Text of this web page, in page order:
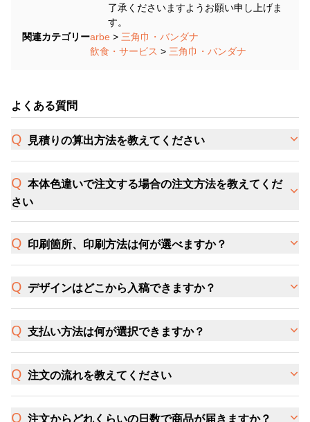
了承くださいますようお願い申し上げま
す。
関連カテゴリーarbe > 三角巾・バンダナ
飲食・サービス > 三角巾・バンダナ
よくある質問
見積りの算出方法を教えてください
本体色違いで注文する場合の注文方法を教えてくだ
さい
印刷箇所、印刷方法は何が選べますか？
デザインはどこから入稿できますか？
支払い方法は何が選択できますか？
注文の流れを教えてください
注文からどれくらいの日数で商品が届きますか？